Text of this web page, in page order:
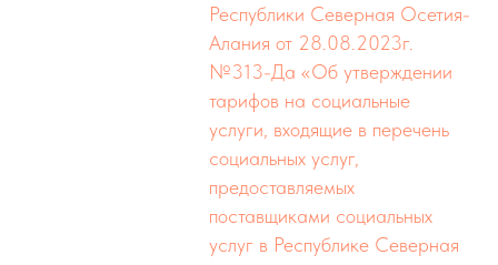
Республики Северная Осетия-
Алания от 28.08.2023г.
№313-Да «Об утверждении
тарифов на социальные
услуги, входящие в перечень
социальных услуг,
предоставляемых
поставщиками социальных
услуг в Республике Северная